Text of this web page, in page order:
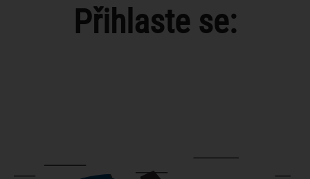
Přihlaste se: